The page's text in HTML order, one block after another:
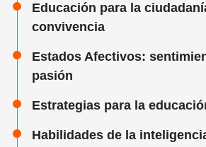
Educación para la
convivencia
Estados Afectivos:
pasión
Estrategias para la
Habilidades de la